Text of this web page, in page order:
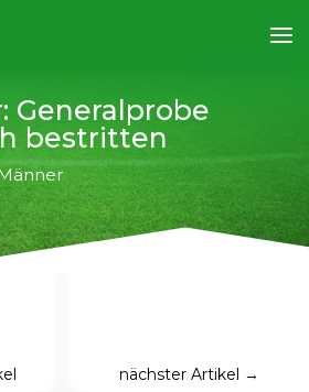
Generalprobe
bestritten
nächster Artikel →